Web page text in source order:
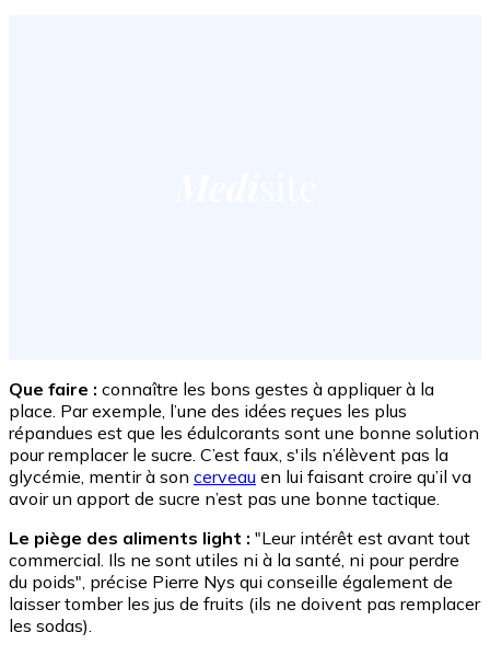
Que faire : connaître les bons gestes à appliquer à la
place. Par exemple, l’une des idées reçues les plus
répandues est que les édulcorants sont une bonne solution
pour remplacer le sucre. C’est faux, s'ils n’élèvent pas la
glycémie, mentir à son cerveau en lui faisant croire qu’il va
avoir un apport de sucre n’est pas une bonne tactique.
Le piège des aliments light : "Leur intérêt est avant tout
commercial. Ils ne sont utiles ni à la santé, ni pour perdre
du poids", précise Pierre Nys qui conseille également de
laisser tomber les jus de fruits (ils ne doivent pas remplacer
les sodas).